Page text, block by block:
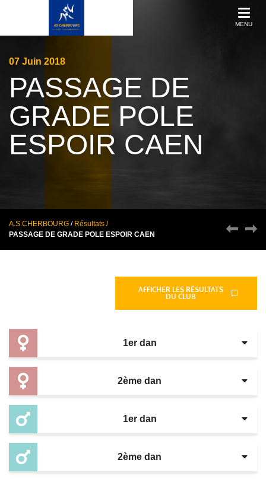
MENU
07 Juin 2018
PASSAGE DE
GRADE POLE
ESPOIR CAEN
A.S.CHERBOURG / Résultats /
PASSAGE DE GRADE POLE ESPOIR CAEN
AFFICHER LES RÉSULTATS
DU CLUB
1er dan
2ème dan
1er dan
2ème dan